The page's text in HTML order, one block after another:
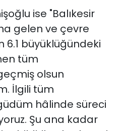
ise "Balıkesir
gelen ve çevre
6.1 büyüklüğündeki
tüm
olsun
İlgili tüm
hâlinde süreci
Şu ana kadar